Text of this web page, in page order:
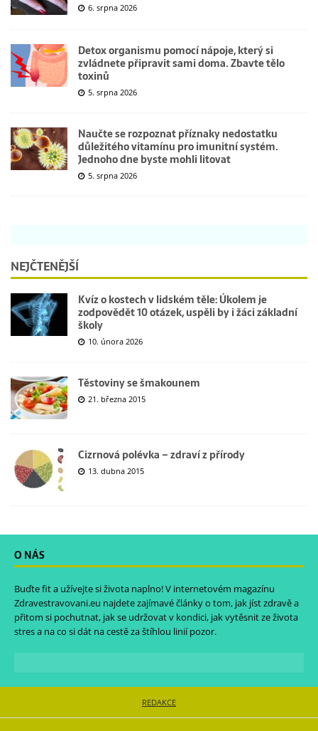
6. srpna 2026
Detox organismu pomocí nápoje, který si
zvládnete připravit sami doma. Zbavte tělo
toxinů
5. srpna 2026
Naučte se rozpoznat příznaky nedostatku
důležitého vitamínu pro imunitní systém.
Jednoho dne byste mohli litovat
5. srpna 2026
NEJČTENĚJŠÍ
Kvíz o kostech v lidském těle: Úkolem je
zodpovědět 10 otázek, uspěli by i žáci základní
školy
10. února 2026
Těstoviny se šmakounem
21. března 2015
Cizrnová polévka – zdraví z přírody
13. dubna 2015
O NÁS
Buďte fit a užívejte si života naplno! V internetovém magazínu
Zdravestravovani.eu najdete zajímavé články o tom, jak jíst zdravě a
přitom si pochutnat, jak se udržovat v kondici, jak vytěsnit ze života
stres a na co si dát na cestě za štíhlou linií pozor.
REDAKCE